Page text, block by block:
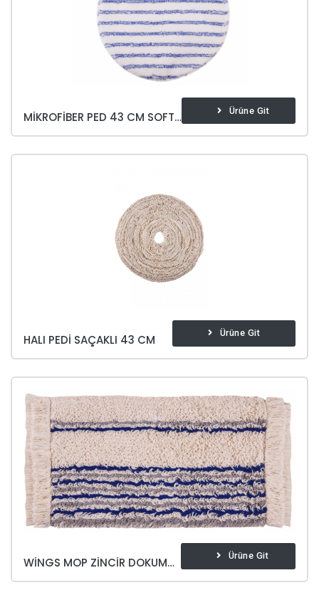
MIKROFIBER PED 43 CM SOFT & BRITE Ürüne Git
HALI PEDI SAÇAKLI 43 CM Ürüne Git
WINGS MOP ZINCIR DOKUMA 40 CM Ürüne Git